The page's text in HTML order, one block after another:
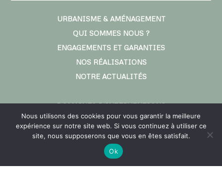
URBANISME & AMÉNAGEMENT
QUI SOMMES NOUS ?
ENGAGEMENTS ET GARANTIES
NOS RÉALISATIONS
NOTRE ACTUALITÉS
DOMAINES D’INTERVENTIONS
Planification urbaine
Réglementation des boisements
Aménagement paysager
Urbanisme opérationnel
Nous utilisons des cookies pour vous garantir la meilleure
expérience sur notre site web. Si vous continuez à utiliser ce
site, nous supposerons que vous en êtes satisfait.
Ok